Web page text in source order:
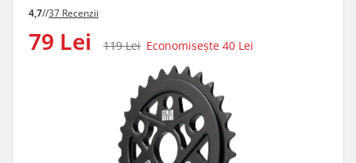
4,7//37 Recenzii
79 Lei 119 Lei Economisește 40 Lei